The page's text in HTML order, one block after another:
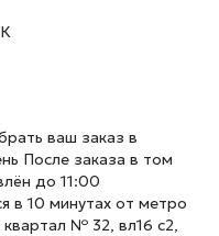
ваш заказ в
После заказа в том
до 11:00
в 10 минутах от метро
№ 32, вл16 с2,